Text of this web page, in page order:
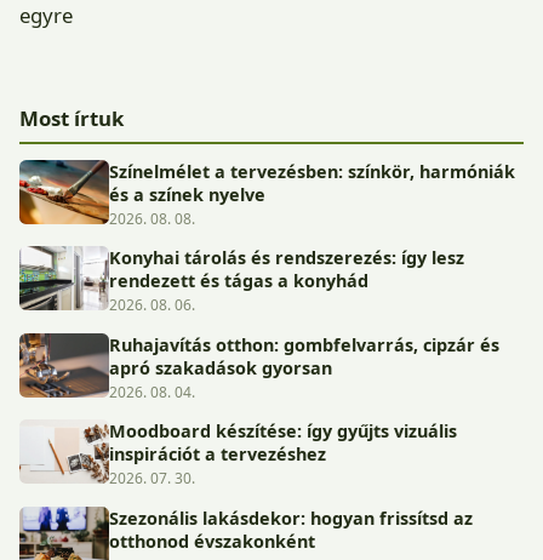
egyre
Most írtuk
Színelmélet a tervezésben: színkör, harmóniák
és a színek nyelve
2026. 08. 08.
Konyhai tárolás és rendszerezés: így lesz
rendezett és tágas a konyhád
2026. 08. 06.
Ruhajavítás otthon: gombfelvarrás, cipzár és
apró szakadások gyorsan
2026. 08. 04.
Moodboard készítése: így gyűjts vizuális
inspirációt a tervezéshez
2026. 07. 30.
Szezonális lakásdekor: hogyan frissítsd az
otthonod évszakonként